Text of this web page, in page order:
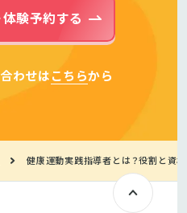
体験予約する
わせはこちらから
健康運動実践指導者とは？役割と資